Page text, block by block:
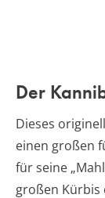
Der
Dieses
einen großen
für seine
großen Kürbis